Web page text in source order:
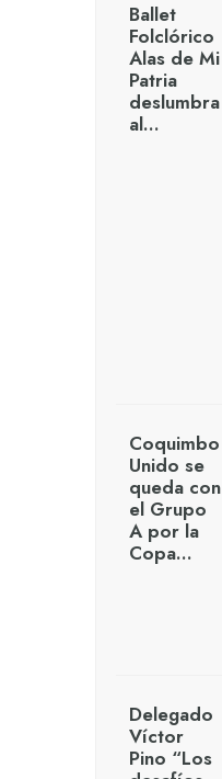
Ballet
Folclórico
Alas de Mi
Patria
deslumbra
al…
Coquimbo
Unido se
queda con
el Grupo
A por la
Copa…
Delegado
Víctor
Pino “Los